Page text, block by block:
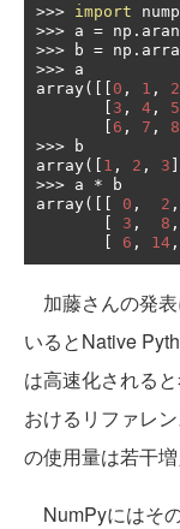
>>> import
>>> a = np .
>>> b = np .
>>> a
array([[ 0 , 1 , 2
[ 3 , 4 , 5
[ 6 , 7 , 8
>>> b
array([ 1 , 2 , 3
>>> a * b
array([[ 0 , 2 ,
[
3 , 8 ,
[
6 , 14 ,
加藤さんの発
いるとNative
は高速化される
おけるリファレ
の使用量は若干
NumPyにはそ